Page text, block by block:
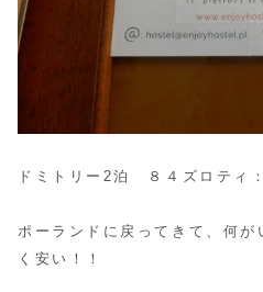
ドミトリー2泊 ８４ズロティ
ポーランドに戻ってきて、何が
く安い！！